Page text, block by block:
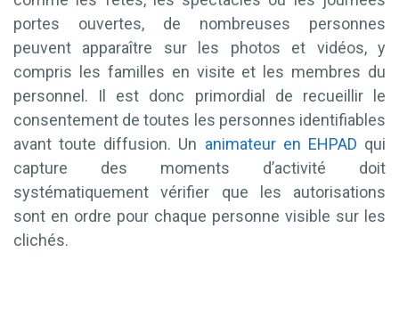
portes ouvertes, de nombreuses personnes
peuvent apparaître sur les photos et vidéos, y
compris les familles en visite et les membres du
personnel. Il est donc primordial de recueillir le
consentement de toutes les personnes identifiables
avant toute diffusion. Un animateur en EHPAD qui
capture des moments d’activité doit
systématiquement vérifier que les autorisations
sont en ordre pour chaque personne visible sur les
clichés.